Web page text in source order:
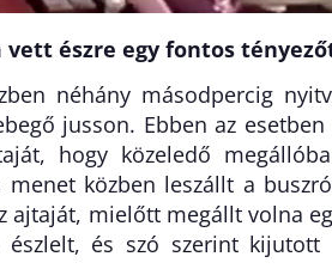
észre egy fontos
néhány másodpercig
jusson. Ebben az esetben
hogy közeledő
közben leszállt a
mielőtt megállt volna
észlelt, és szó szerint kijutott